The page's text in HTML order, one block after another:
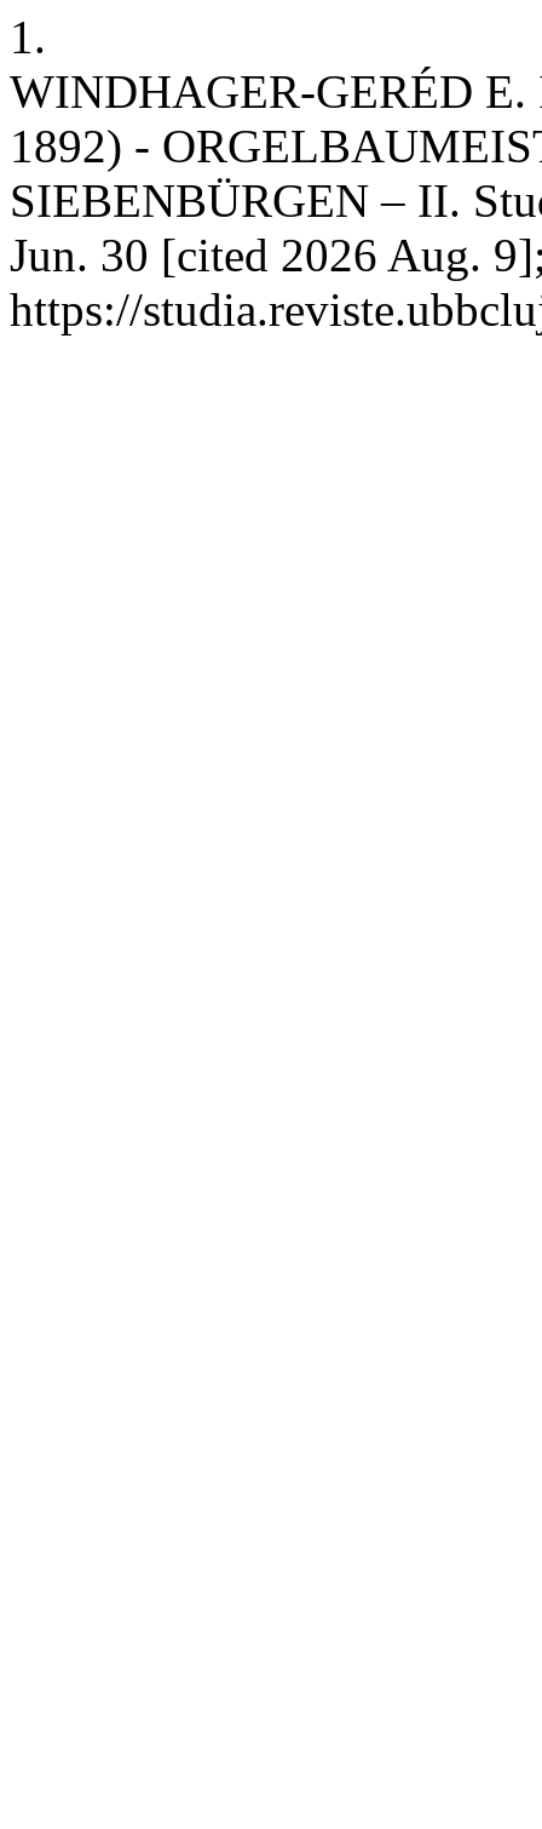
1.
WINDHAGER-GERÉD
1892) -
SIEBENBÜRGEN – II.
Jun. 30 [cited 2026 Aug.
https://